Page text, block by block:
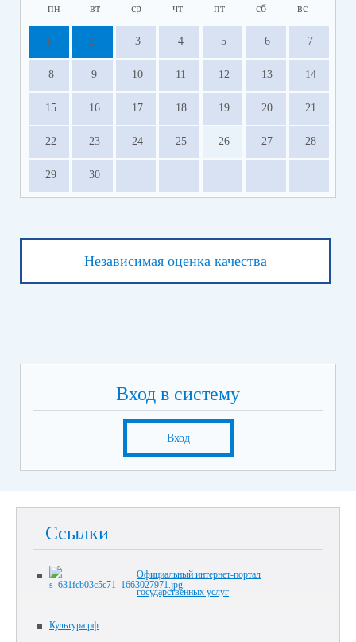
пн вт ср чт пт сб вс
1 2 3 4 5 6 7
8 9 10 11 12 13 14
15 16 17 18 19 20 21
22 23 24 25 26 27 28
29 30
Независимая оценка качества
Вход в систему
Вход
Ссылки
Официальный интернет-портал
государственных услуг
Культура.рф